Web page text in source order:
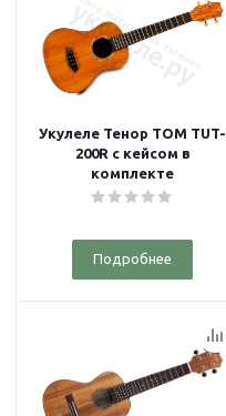
Укулеле Тенор TOM TUT-
200R с кейсом в
комплекте
Подробнее